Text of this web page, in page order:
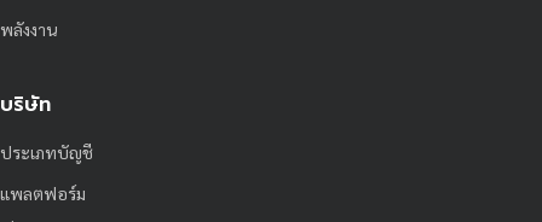
พลังงาน
บริษัท
ประเภทบัญชี
แพลตฟอร์ม